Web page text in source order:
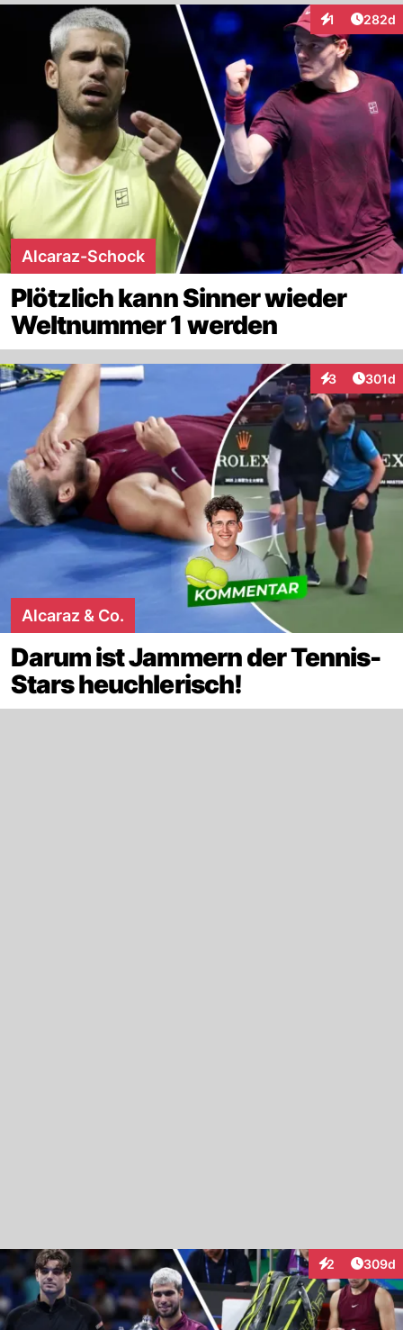
1
Interaktionen
282d
Alcaraz-Schock
Plötzlich kann Sinner wieder
Weltnummer 1 werden
3
Interaktionen
301d
Alcaraz & Co.
Darum ist Jammern der Tennis-
Stars heuchlerisch!
2
Interaktionen
309d